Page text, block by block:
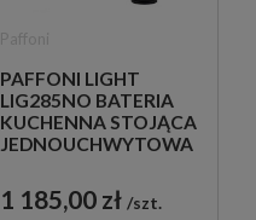
PAFFONI LIGHT
LIG285NO BATERIA
KUCHENNA STOJĄCA
JEDNOUCHWYTOWA
1 185,00 zł szt.